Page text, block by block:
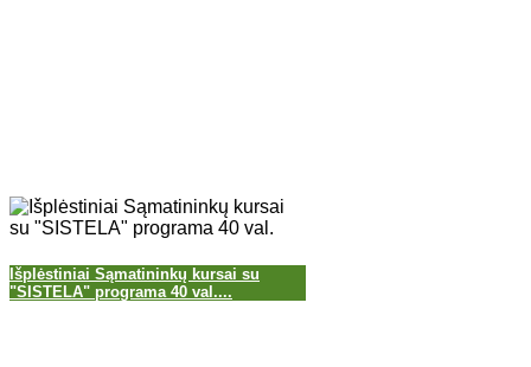
Išplėstiniai Sąmatininkų kursai su
"SISTELA" programa 40 val....